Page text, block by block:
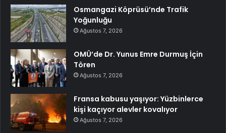
Osmangazi Köprüsü’nde Trafik
Yoğunluğu
Ağustos 7, 2026
OMÜ’de Dr. Yunus Emre Durmuş İçin
Tören
Ağustos 7, 2026
Fransa kabusu yaşıyor: Yüzbinlerce
kişi kaçıyor alevler kovalıyor
Ağustos 7, 2026